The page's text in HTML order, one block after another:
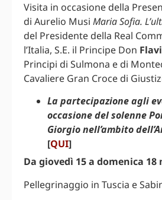
Visita in occasione della
di Aurelio Musi Maria Sofia.
del Presidente della Real
l’Italia, S.E. il Principe Don
Principi di Sulmona e di
Cavaliere Gran Croce di
La partecipazione agli
occasione del solenne
Giorgio nell’ambito
[QUI]
Da giovedì 15 a domenica 18
Pellegrinaggio in Tuscia e